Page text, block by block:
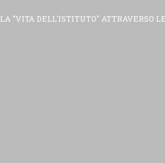
LA "VITA DELL'ISTITUTO" ATTRAVERSO